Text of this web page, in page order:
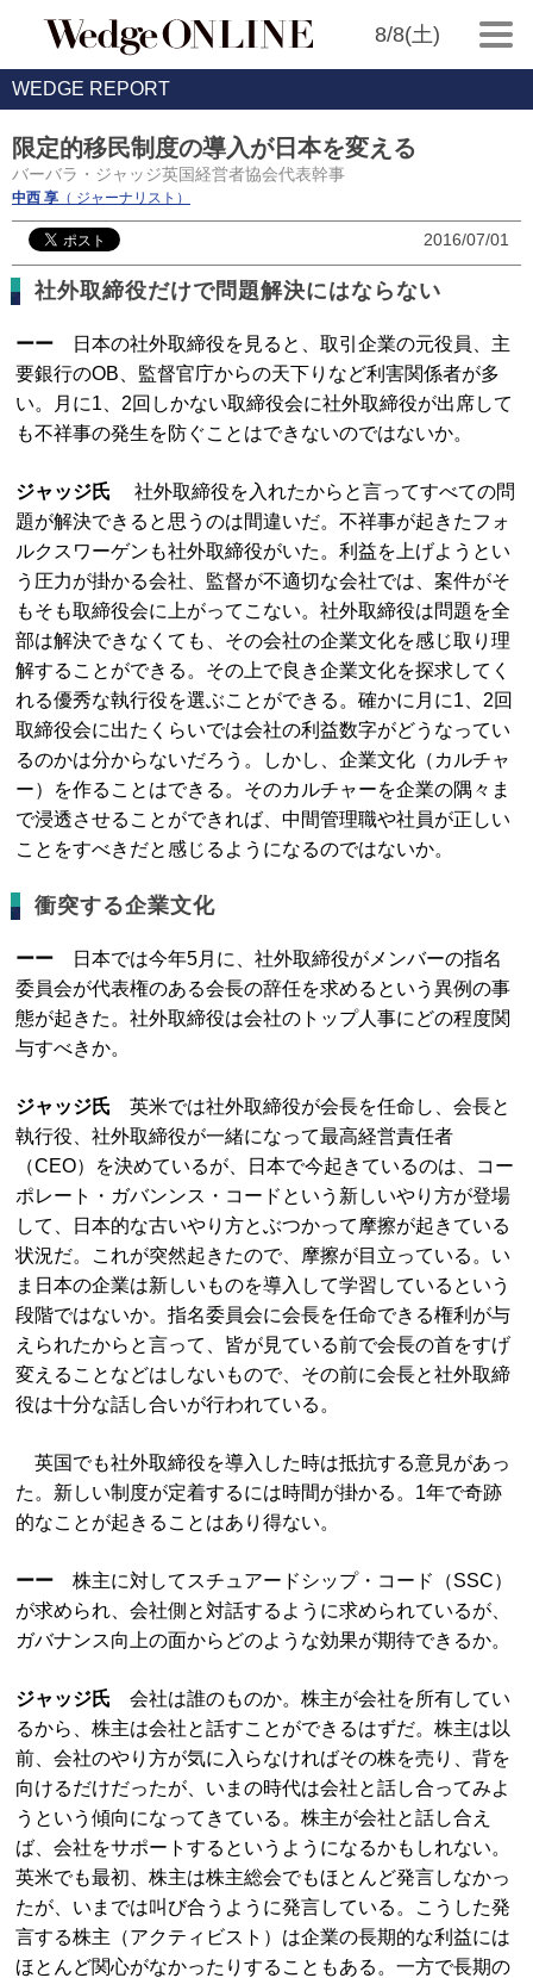
8/8(土)
WEDGE REPORT
限定的移民制度の導入が日本を変える
バーバラ・ジャッジ英国経営者協会代表幹事
中西 享 （ ジャーナリスト）
2016/07/01
社外取締役だけで問題解決にはならない
ーー 日本の社外取締役を見ると、取引企業の元役員、主
要銀行のOB、監督官庁からの天下りなど利害関係者が多
い。月に1、2回しかない取締役会に社外取締役が出席して
も不祥事の発生を防ぐことはできないのではないか。
ジャッジ氏
社外取締役を入れたからと言ってすべての問
題が解決できると思うのは間違いだ。不祥事が起きたフォ
ルクスワーゲンも社外取締役がいた。利益を上げようとい
う圧力が掛かる会社、監督が不適切な会社では、案件がそ
もそも取締役会に上がってこない。社外取締役は問題を全
部は解決できなくても、その会社の企業文化を感じ取り理
解することができる。その上で良き企業文化を探求してく
れる優秀な執行役を選ぶことができる。確かに月に1、2回
取締役会に出たくらいでは会社の利益数字がどうなってい
るのかは分からないだろう。しかし、企業文化（カルチャ
ー）を作ることはできる。そのカルチャーを企業の隅々ま
で浸透させることができれば、中間管理職や社員が正しい
ことをすべきだと感じるようになるのではないか。
衝突する企業文化
ーー 日本では今年5月に、社外取締役がメンバーの指名
委員会が代表権のある会長の辞任を求めるという異例の事
態が起きた。社外取締役は会社のトップ人事にどの程度関
与すべきか。
ジャッジ氏 英米では社外取締役が会長を任命し、会長と
執行役、社外取締役が一緒になって最高経営責任者
（CEO）を決めているが、日本で今起きているのは、コー
ポレート・ガバンンス・コードという新しいやり方が登場
して、日本的な古いやり方とぶつかって摩擦が起きている
状況だ。これが突然起きたので、摩擦が目立っている。い
ま日本の企業は新しいものを導入して学習しているという
段階ではないか。指名委員会に会長を任命できる権利が与
えられたからと言って、皆が見ている前で会長の首をすげ
変えることなどはしないもので、その前に会長と社外取締
役は十分な話し合いが行われている。
英国でも社外取締役を導入した時は抵抗する意見があっ
た。新しい制度が定着するには時間が掛かる。1年で奇跡
的なことが起きることはあり得ない。
ーー 株主に対してスチュアードシップ・コード（SSC）
が求められ、会社側と対話するように求められているが、
ガバナンス向上の面からどのような効果が期待できるか。
ジャッジ氏 会社は誰のものか。株主が会社を所有してい
るから、株主は会社と話すことができるはずだ。株主は以
前、会社のやり方が気に入らなければその株を売り、背を
向けるだけだったが、いまの時代は会社と話し合ってみよ
うという傾向になってきている。株主が会社と話し合え
ば、会社をサポートするというようになるかもしれない。
英米でも最初、株主は株主総会でもほとんど発言しなかっ
たが、いまでは叫び合うように発言している。こうした発
言する株主（アクティビスト）は企業の長期的な利益には
ほとんど関心がなかったりすることもある。一方で長期の